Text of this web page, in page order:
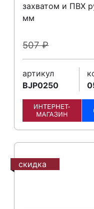
захватом и ПВХ
мм
507₽
артикул
BJP0250
скидка